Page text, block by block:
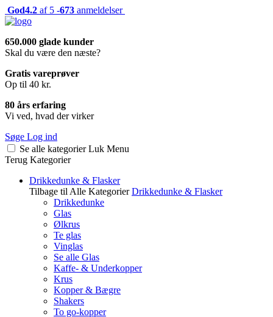
God4.2 af 5 -673 anmeldelser
650.000 glade kunder
Skal du være den næste?
Gratis vareprøver
Op til 40 kr.
80 års erfaring
Vi ved, hvad der virker
Søge Log ind
Se alle kategorier Luk Menu
Terug Kategorier
Drikkedunke & Flasker
Tilbage til Alle Kategorier Drikkedunke & Flasker
Drikkedunke
Glas
Ølkrus
Te glas
Vinglas
Se alle Glas
Kaffe- & Underkopper
Krus
Kopper & Bægre
Shakers
To go-kopper